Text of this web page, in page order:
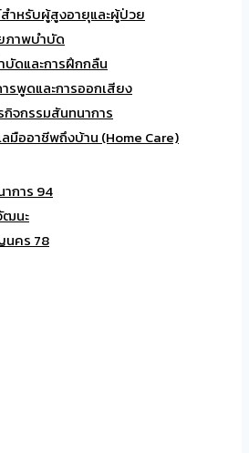
หรับผู้สูงอายุและผู้ป่วย
ภาพบำบัด
บัดและการฝึกกลืน
รพูดและการออกเสียง
กิจกรรมสันทนาการ
มืออาชีพถึงบ้าน (Home Care)
การ 94
ฒนะ
นคร 78